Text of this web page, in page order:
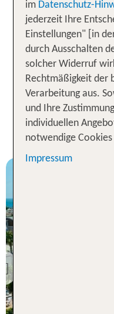
Es muss nicht
oder gerade im
Ernährung eine
kreieren deshalb
aus hochwertigen
von der
Küche verzaubern
Küche in
Reisezielen der
Previous
im Datenschutz-
jederzeit Ihre
Einstellungen" [in
durch Ausschalten
solcher Widerruf
Rechtmäßigkeit der
Verarbeitung aus.
und Ihre
individuellen
notwendige Cookies
Impressum